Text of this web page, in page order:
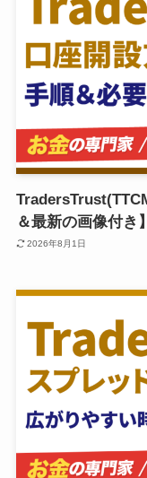
＆最新の画像付き】
2026年8月1日